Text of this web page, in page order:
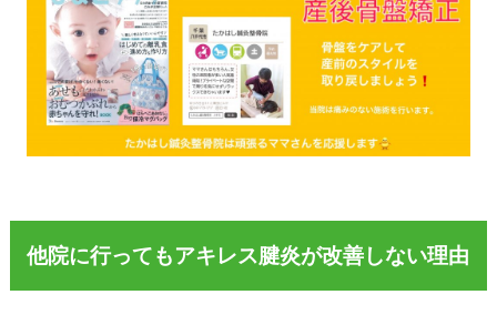
他院に行ってもアキレス腱炎が改善しない理由